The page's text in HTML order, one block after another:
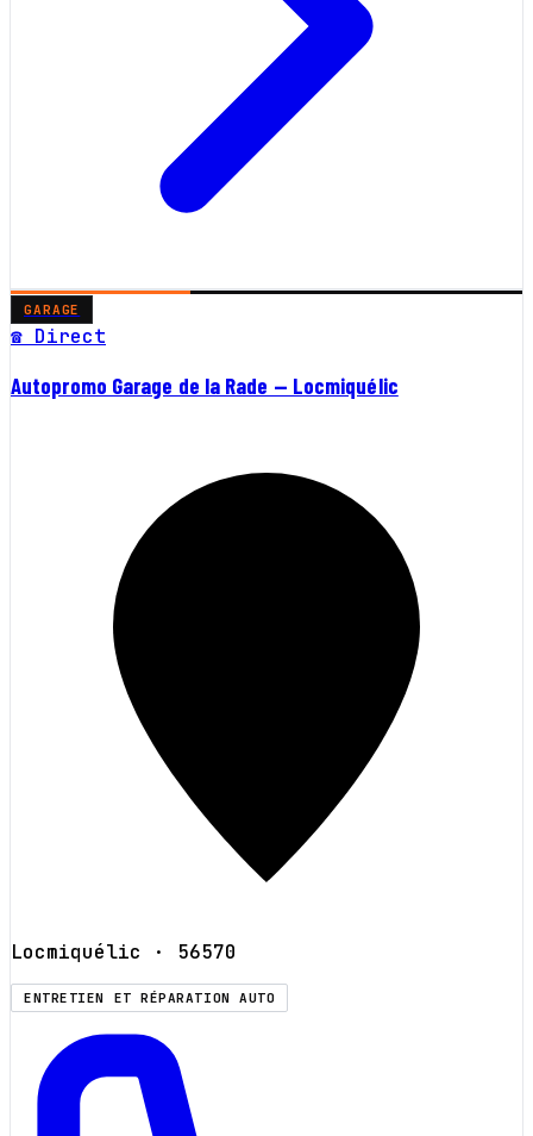
GARAGE
☎ Direct
Autopromo Garage de la Rade — Locmiquélic
Locmiquélic · 56570
ENTRETIEN ET RÉPARATION AUTO